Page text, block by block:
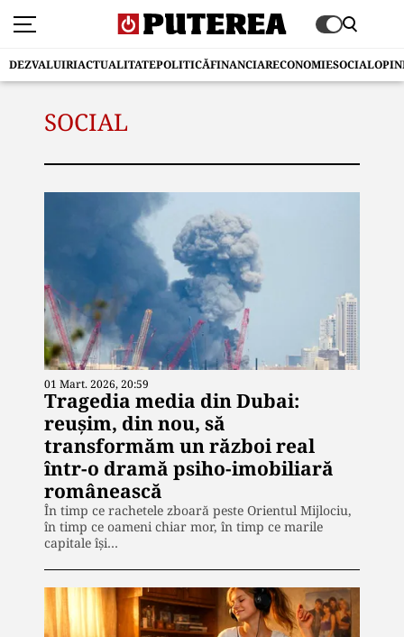
DEZVALUIRIACTUALITATEPOLITICĂFINANCIARECONOMIESOCIAL
SOCIAL
01 Mart. 2026, 20:59
Tragedia media din Dubai:
reușim, din nou, să
transformăm un război real
într-o dramă psiho-imobiliară
românească
În timp ce rachetele zboară peste Orientul Mijlociu,
în timp ce oameni chiar mor, în timp ce marile
capitale își…